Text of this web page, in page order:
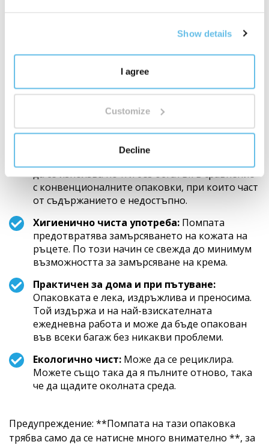
Show details
I agree
Customize
Decline
устойчива пластмаса с помпа по няколко причини:
По-висока стабилност и по-дълга
Като се избягва контактът с
въздуха, се намалява рискът от окисляване и
развитие на микроорганизми. По този начин
качеството на крема се запазва за по-дълъг
период от време.
Използване на всяка капка съдържание:
да се използва почти без остатък в сравнение
с конвенционалните опаковки, при които част
от съдържанието е недостъпно.
Хигиенично чиста употреба: Помпата
предотвратява замърсяването на кожата на
ръцете. По този начин се свежда до минимум
възможността за замърсяване на крема.
Практичен за дома и при пътуване:
Опаковката е лека, издръжлива и преносима.
Той издържа и на най-взискателната
ежедневна работа и може да бъде опакован
във всеки багаж без никакви проблеми.
Екологично чист: Може да се рециклира.
Можете също така да я пълните отново, така
че да щадите околната среда.
Предупреждение: **Помпата на тази опаковка
трябва само да се натисне много внимателно **, за